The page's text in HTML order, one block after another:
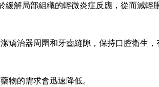
解局部組織的輕微炎症反應，從而減輕脹
治器周圍和牙齒縫隙，保持口腔衛生，
的需求會迅速降低。